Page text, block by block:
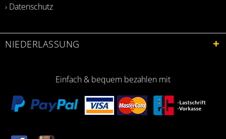
› Datenschutz
NIEDERLASSUNG
Einfach & bequem bezahlen mit